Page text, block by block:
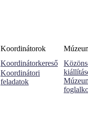
Koordinátorok
Koordinátorkereső
Koordinátori
feladatok